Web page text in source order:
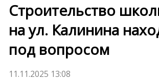
Строительство
на ул. Калинина
под вопросом
11.11.2025 13:08